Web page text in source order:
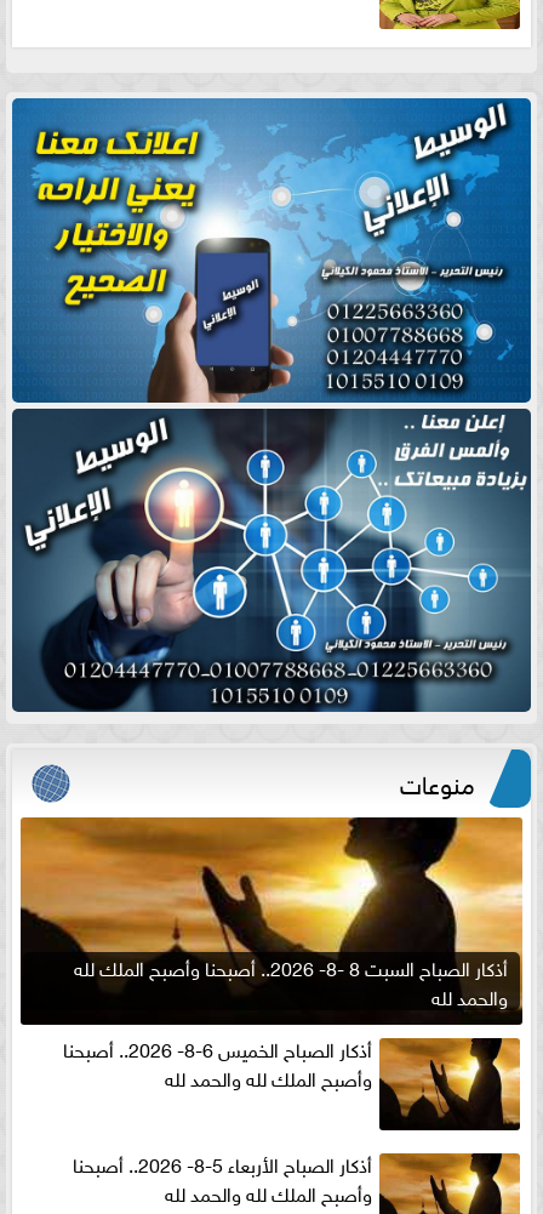
منوعات
أذكار الصباح السبت 8 -8- 2026.. أصبحنا وأصبح الملك لله
والحمد لله
أذكار الصباح الخميس 6-8- 2026.. أصبحنا
وأصبح الملك لله والحمد لله
أذكار الصباح الأربعاء 5-8- 2026.. أصبحنا
وأصبح الملك لله والحمد لله